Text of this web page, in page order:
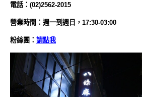
電話：(02)2562-2015
營業時間：週一到週日，17:30-03:00
粉絲團： 請點我